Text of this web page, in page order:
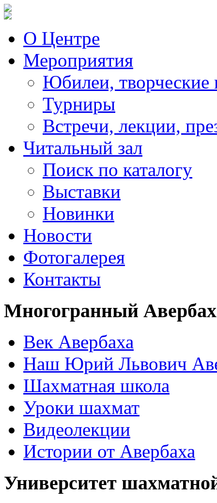
О Центре
Мероприятия
Юбилеи, творческие
Турниры
Встречи, лекции,
Читальный зал
Поиск по каталогу
Выставки
Новинки
Новости
Фотогалерея
Контакты
Многогранный Авербах
Век Авербаха
Наш Юрий Львович
Шахматная школа
Уроки шахмат
Видеолекции
Истории от Авербаха
Университет